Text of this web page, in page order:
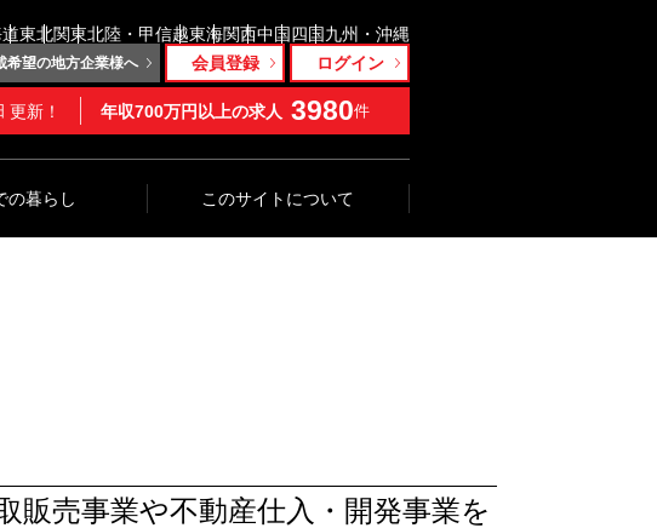
東北関東北陸・甲信越東海関西中国四国九州・沖縄
希望の地方企業様へ 会員登録 ログイン
更新！ 年収700万円以上の求人 3980件
の暮らし このサイトについて
売事業や不動産仕入・開発事業を